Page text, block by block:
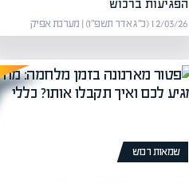
הפגיעות ברכוש
12/03/26 (כ״ג אדר תשפ״ו) | מערכת אפיק
שמאות רכוש